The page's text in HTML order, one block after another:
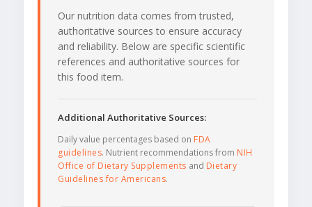
Our nutrition data comes from trusted,
authoritative sources to ensure accuracy
and reliability. Below are specific scientific
references and authoritative sources for
this food item.
Additional Authoritative Sources:
Daily value percentages based on FDA
guidelines. Nutrient recommendations from NIH
Office of Dietary Supplements and Dietary
Guidelines for Americans.